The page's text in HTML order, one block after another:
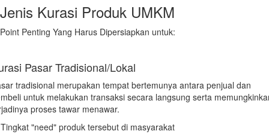
Jenis Kurasi Produk UMKM
Point Penting Yang Harus Dipersiapkan untuk:
Pasar Tradisional/Lokal
tradisional merupakan tempat bertemunya antara penjual dan
untuk melakukan transaksi secara langsung serta
proses tawar menawar.
"need" produk tersebut di masyarakat